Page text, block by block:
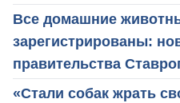
Все домашние
зарегистрированы:
правительства
«Стали собак жрать